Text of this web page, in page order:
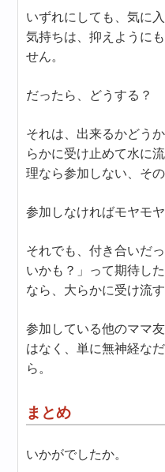
いずれにしても、気に
気持ちは、抑えように
せん。
だったら、どうする？
それは、出来るかどう
らかに受け止めて水に
理なら参加しない、そ
参加しなければモヤモ
それでも、付き合いだ
いかも？」って期待し
なら、大らかに受け流す
参加している他のママ
はなく、単に無神経な
ら。
まとめ
いかがでしたか。